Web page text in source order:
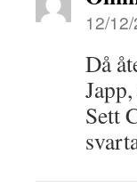
12/
Då
Sett